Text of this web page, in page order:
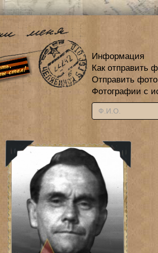
Информация
Как отправить
Отправить
Фотографии с